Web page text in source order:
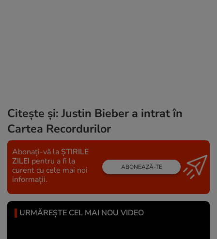
Citește și: Justin Bieber a intrat în
Cartea Recordurilor
Abonați-vă la ȘTIRILE
ZILEI pentru a fi la
curent cu cele mai noi
informații.
ABONEAZĂ-TE
URMĂREȘTE CEL MAI NOU VIDEO